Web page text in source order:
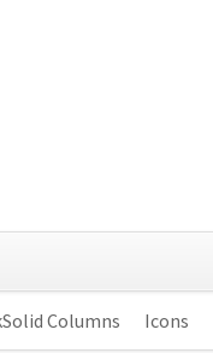
überspringen
Columns Icons